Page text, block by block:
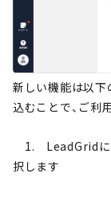
新しい機能は以下
込むことで、ご利
1. LeadGridに
択します